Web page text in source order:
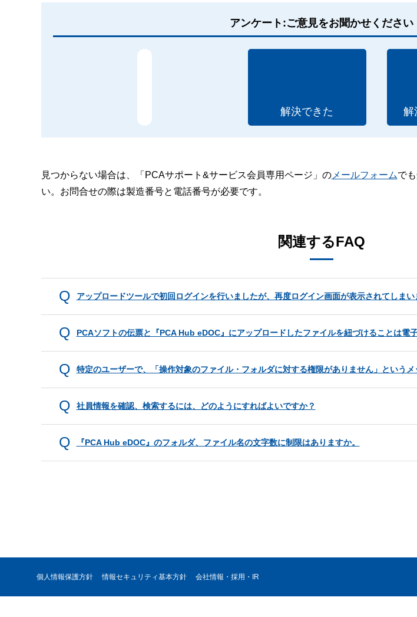
アンケート:ご意見をお聞かせください
解決できた 解
見つからない場合は、「PCAサポート&サービス会員専用ページ」のメールフォームで
い。お問合せの際は製造番号と電話番号が必要です。
関連するFAQ
アップロードツールで初回ログインを行いましたが、再度ログイン画面が表示されてしまい
PCAソフトの伝票と『PCA Hub eDOC』にアップロードしたファイルを紐づけることは電
特定のユーザーで、「操作対象のファイル・フォルダに対する権限がありません」という
社員情報を確認、検索するには、どのようにすればよいですか？
『PCA Hub eDOC』のフォルダ、ファイル名の文字数に制限はありますか。
個人情報保護方針 情報セキュリティ基本方針 会社情報・採用・IR